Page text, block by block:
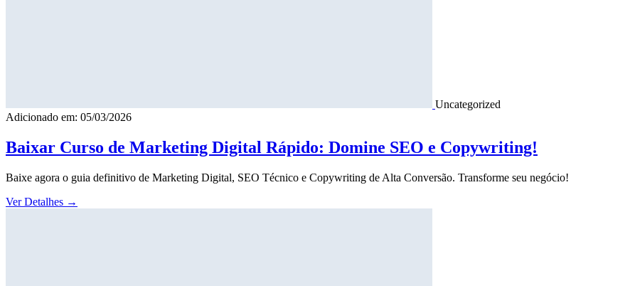
Uncategorized
Adicionado em: 05/03/2026
Baixar Curso de Marketing Digital Rápido: Domine SEO e Copywriting!
Baixe agora o guia definitivo de Marketing Digital, SEO Técnico e Copywriting de Alta Conversão. Transforme seu negócio!
Ver Detalhes →